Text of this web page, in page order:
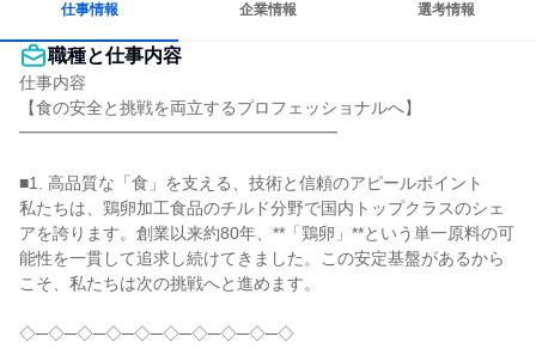
仕事情報 企業情報 選考情報
職種と仕事内容
仕事内容
【食の安全と挑戦を両立するプロフェッショナルへ】
━━━━━━━━━━━━━━━━━━━
■1. 高品質な「食」を支える、技術と信頼のアピールポイント
私たちは、鶏卵加工食品のチルド分野で国内トップクラスのシェ
アを誇ります。創業以来約80年、**「鶏卵」**という単一原料の可
能性を一貫して追求し続けてきました。この安定基盤があるから
こそ、私たちは次の挑戦へと進めます。
◇─◇─◇─◇─◇─◇─◇─◇─◇─◇